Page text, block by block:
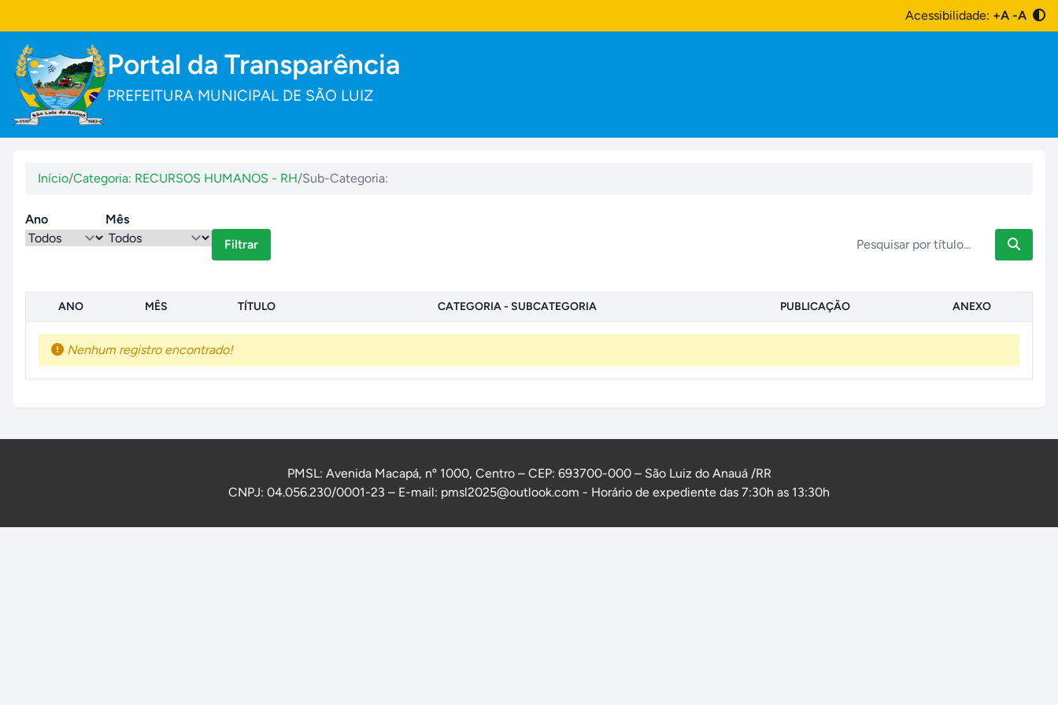
Acessibilidade: +A -A
Portal da Transparência
PREFEITURA MUNICIPAL DE SÃO LUIZ
Início/Categoria: RECURSOS HUMANOS - RH/Sub-Categoria:
Ano
Mês
Filtrar
ANO MÊS TÍTULO CATEGORIA - SUBCATEGORIA PUBLICAÇÃO ANEXO
Nenhum registro encontrado!
PMSL: Avenida Macapá, nº 1000, Centro – CEP: 693700-000 – São Luiz do Anauá /RR
CNPJ: 04.056.230/0001-23 – E-mail: pmsl2025@outlook.com - Horário de expediente das 7:30h as 13:30h